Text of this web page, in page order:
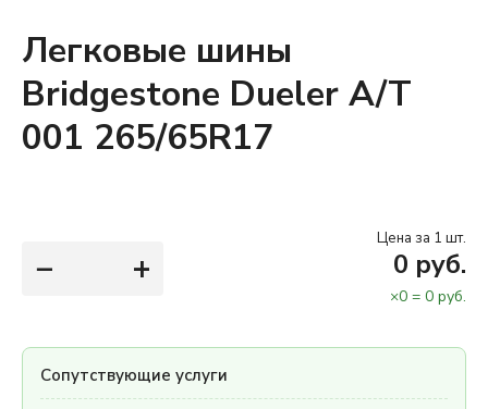
Легковые шины
Bridgestone Dueler A/T
001 265/65R17
− +
Цена за 1 шт.
0 руб.
×0 = 0 руб.
Сопутствующие услуги